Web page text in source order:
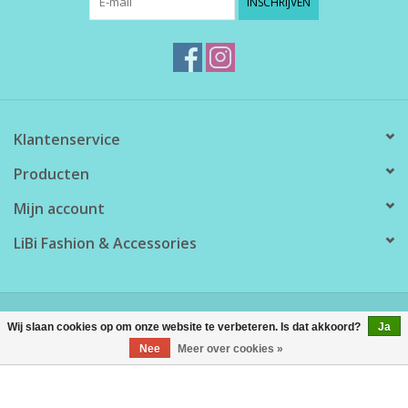
Klantenservice
Producten
Mijn account
LiBi Fashion & Accessories
Lightspeed
Wij slaan cookies op om onze website te verbeteren. Is dat akkoord?
Ja
Nee
Meer over cookies »